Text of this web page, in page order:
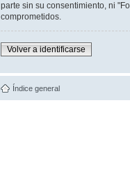
parte sin su consentimiento, ni
comprometidos.
Volver a identificarse
Índice general